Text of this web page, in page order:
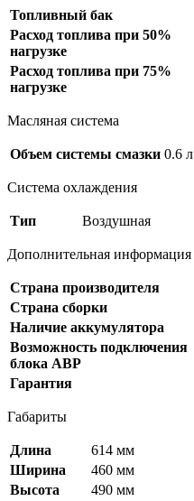
Топливный бак
Расход топлива при 50%
нагрузке
Расход топлива при 75%
нагрузке
Масляная система
Объем системы смазки 0.6 л
Система охлаждения
Тип Воздушная
Дополнительная информация
Страна производителя
Страна сборки
Наличие аккумулятора
Возможность подключения
блока АВР
Гарантия
Габариты
Длина
614 мм
Ширина
460 мм
Высота
490 мм